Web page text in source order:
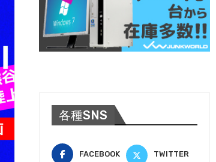
各種SNS
FACEBOOK TWITTER